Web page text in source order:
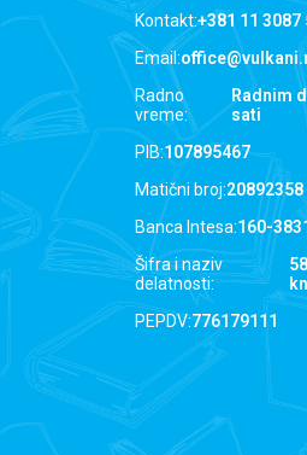
Kontakt:+381 11 3087
Email:
Radno
vreme:
Radnim
sati
PIB:107895467
Matični broj:20892358
Banca Intesa:160-
Šifra i naziv
delatnosti:
PEPDV:776179111